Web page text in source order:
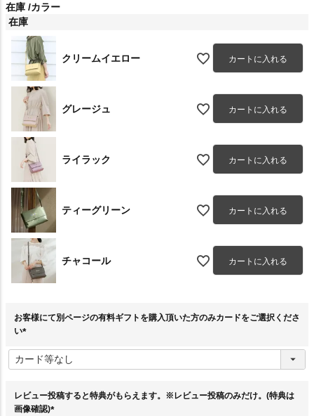
在庫 カラー
在庫
クリームイエロー カートに入れる
グレージュ カートに入れる
ライラック カートに入れる
ティーグリーン カートに入れる
チャコール カートに入れる
お客様にて別ページの有料ギフトを購入頂いた方のみカードをご選択くださ
い
必
須
レビュー投稿すると特典がもらえます。※レビュー投稿のみだけ。(特典は
画像確認)